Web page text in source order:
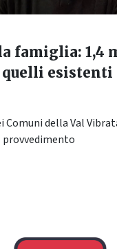
famiglia: 1,4
esistenti
Comuni della Val